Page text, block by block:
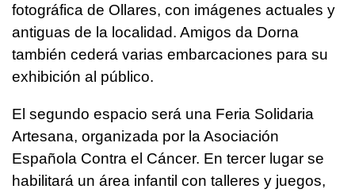
fotográfica de Ollares, con imágenes actuales y
antiguas de la localidad. Amigos da Dorna
también cederá varias embarcaciones para su
exhibición al público.
El segundo espacio será una Feria Solidaria
Artesana, organizada por la Asociación
Española Contra el Cáncer. En tercer lugar se
habilitará un área infantil con talleres y juegos,